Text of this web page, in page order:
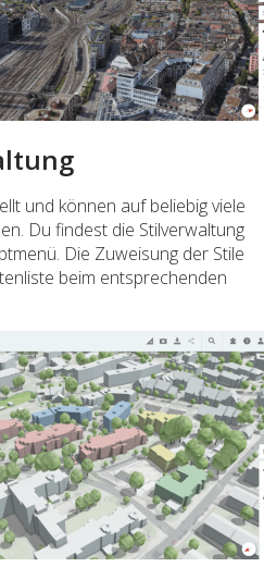
und können auf beliebig viele
Du findest die Stilverwaltung
Die Zuweisung der Stile
beim entsprechenden